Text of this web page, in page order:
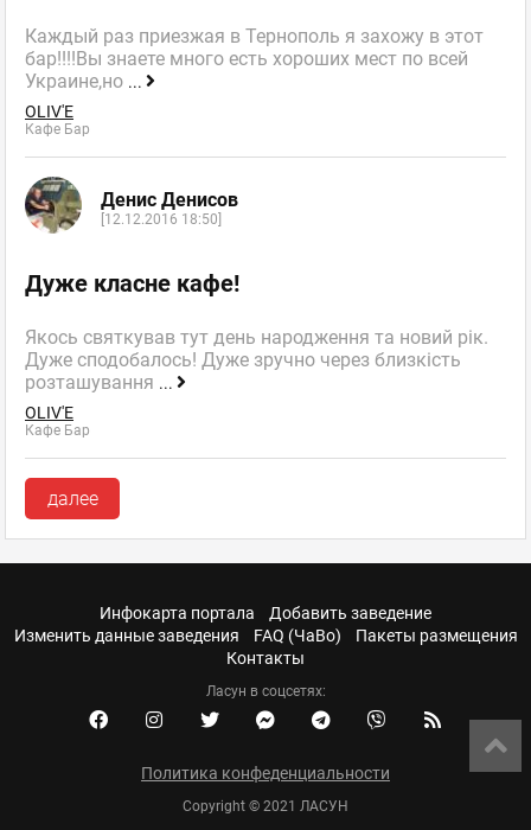
Каждый раз приезжая в Тернополь я захожу в этот
бар!!!!Вы знаете много есть хороших мест по всей
Украине,но ...
OLIV'E
Кафе Бар
Денис Денисов
[12.12.2016 18:50]
Дуже класне кафе!
Якось святкував тут день народження та новий рік.
Дуже сподобалось! Дуже зручно через близкість
розташування ...
OLIV'E
Кафе Бар
далее
Инфокарта портала
Добавить заведение
Изменить данные заведения
FAQ (ЧаВо)
Пакеты размещения
Контакты
Ласун в соцсетях:
Политика конфеденциальности
Copyright © 2021 ЛАСУН